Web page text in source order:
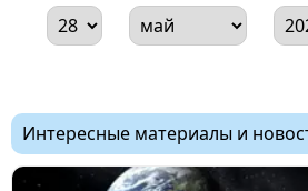
Интересные материалы и